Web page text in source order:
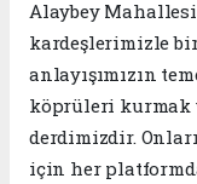
Alaybey
kardeşlerimizle
anlayışımızın
köprüleri kurmak
derdimizdir.
için her